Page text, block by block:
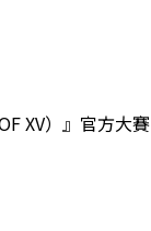
XV）』官方大賽